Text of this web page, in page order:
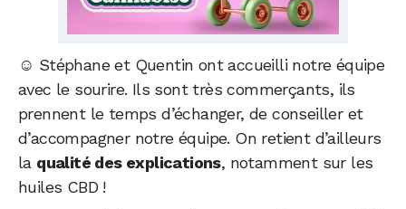
☺️ Stéphane et Quentin ont accueilli notre équipe
avec le sourire. Ils sont très commerçants, ils
prennent le temps d’échanger, de conseiller et
d’accompagner notre équipe. On retient d’ailleurs
la qualité des explications, notamment sur les
huiles CBD !